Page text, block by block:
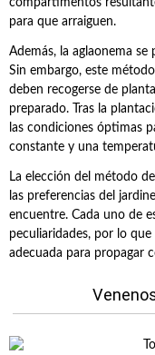
compartimentos
para que arraiguen.
Además, la aglaonema
Sin embargo, este
deben recogerse de
preparado. Tras la
las condiciones óptimas
constante y una
La elección del método
las preferencias del
encuentre. Cada uno de
peculiaridades, por lo
adecuada para propagar